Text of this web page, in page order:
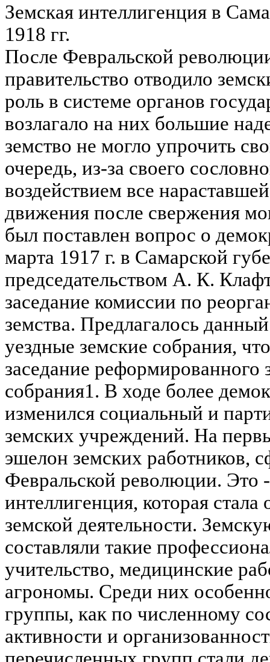
Земская интеллигенция в
1918 гг.
После Февральской
правительство отводило
роль в системе органов
возлагало на них большие
земство не могло упрочить
очередь, из-за своего
воздействием все
движения после свержения
был поставлен вопрос о
марта 1917 г. в Самарской
председательством А. К.
заседание комиссии по
земства. Предлагалось
уездные земские собрания,
заседание реформированного
собрания1. В ходе более
изменился социальный и
земских учреждений. На
эшелон земских работников,
Февральской революции. Это
интеллигенция, которая
земской деятельности.
составляли такие
учительство, медицинские
агрономы. Среди них
группы, как по численному
активности и